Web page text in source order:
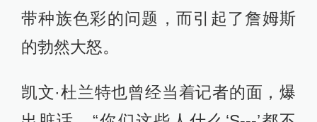
带种族色彩的问题，而引起了詹姆斯
的勃然大怒。
凯文·杜兰特也曾经当着记者的面，爆